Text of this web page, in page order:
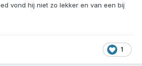
vond hij niet zo lekker en van een bij
1